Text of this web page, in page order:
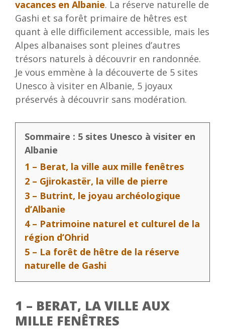
vacances en Albanie. La réserve naturelle de
Gashi et sa forêt primaire de hêtres est
quant à elle difficilement accessible, mais les
Alpes albanaises sont pleines d’autres
trésors naturels à découvrir en randonnée.
Je vous emmène à la découverte de 5 sites
Unesco à visiter en Albanie, 5 joyaux
préservés à découvrir sans modération.
Sommaire : 5 sites Unesco à visiter en
Albanie
1 – Berat, la ville aux mille fenêtres
2 – Gjirokastër, la ville de pierre
3 – Butrint, le joyau archéologique
d’Albanie
4 – Patrimoine naturel et culturel de la
région d’Ohrid
5 – La forêt de hêtre de la réserve
naturelle de Gashi
1 – BERAT, LA VILLE AUX
MILLE FENÊTRES